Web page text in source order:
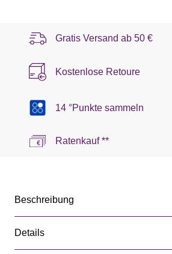
Gratis Versand ab 50 €
Kostenlose Retoure
14 °Punkte sammeln
Ratenkauf **
Beschreibung
Details